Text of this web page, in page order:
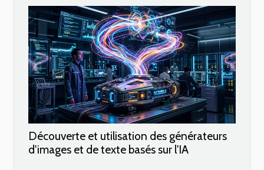
Découverte et utilisation des générateurs
d'images et de texte basés sur l'IA